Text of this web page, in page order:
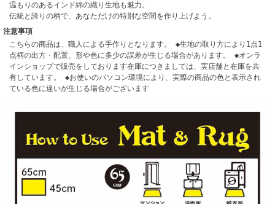
温もりのあるインド綿の織り生地も魅力。
伝統と誇りの柄で、あなただけの特別な空間を作り上げよう。
注意事項
こちらの商品は、職人による手作りとなります。 ◆生地の取り方により1点1
点柄の出方・配置、形や色に多少の誤差が生じる場合があります。 ◆オンラ
インショップで販売をしております在庫につきましては、実店舗と在庫を共
有しています。 ◆お使いのパソコン環境により、実際の商品の色と表示され
ている色に違いが生じる場合がございます